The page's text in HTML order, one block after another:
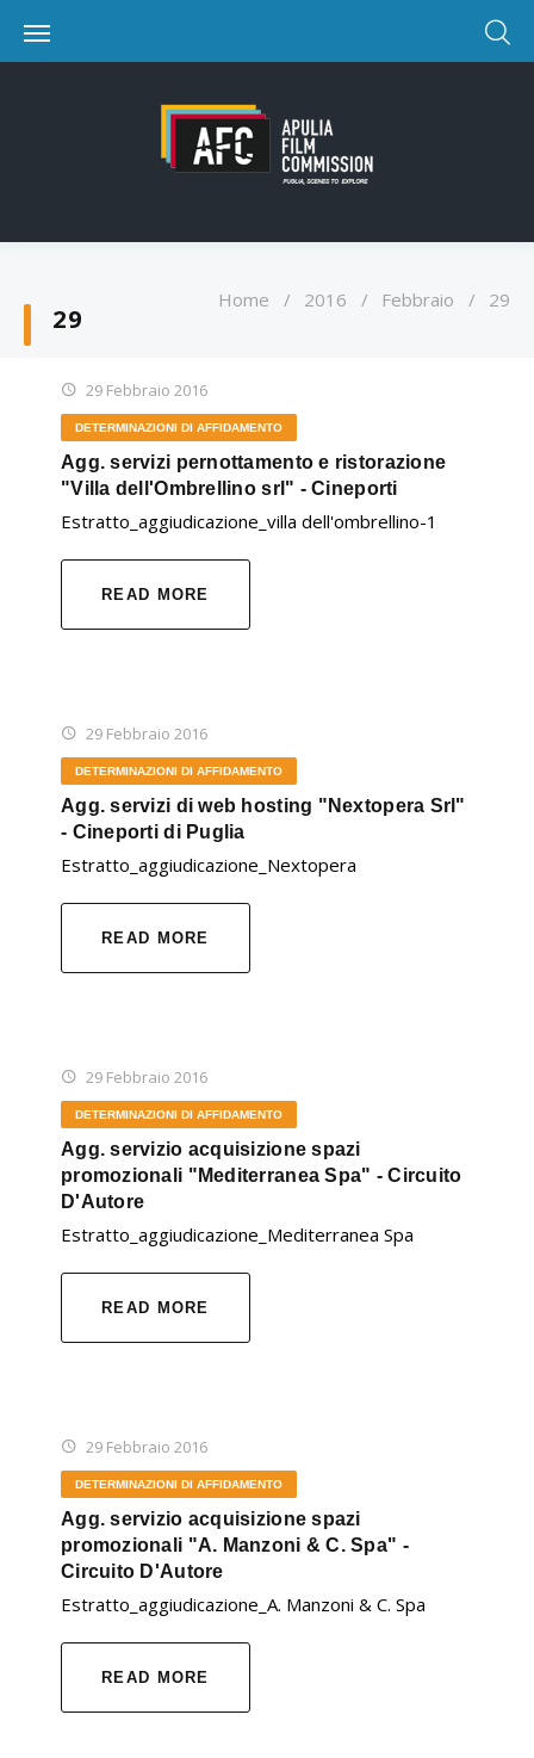
29
Home / 2016 / Febbraio / 29
29 Febbraio 2016
DETERMINAZIONI DI AFFIDAMENTO
Agg. servizi pernottamento e ristorazione
"Villa dell'Ombrellino srl" - Cineporti
Estratto_aggiudicazione_villa dell'ombrellino-1
READ MORE
29 Febbraio 2016
DETERMINAZIONI DI AFFIDAMENTO
Agg. servizi di web hosting "Nextopera Srl"
- Cineporti di Puglia
Estratto_aggiudicazione_Nextopera
READ MORE
29 Febbraio 2016
DETERMINAZIONI DI AFFIDAMENTO
Agg. servizio acquisizione spazi
promozionali "Mediterranea Spa" - Circuito
D'Autore
Estratto_aggiudicazione_Mediterranea Spa
READ MORE
29 Febbraio 2016
DETERMINAZIONI DI AFFIDAMENTO
Agg. servizio acquisizione spazi
promozionali "A. Manzoni & C. Spa" -
Circuito D'Autore
Estratto_aggiudicazione_A. Manzoni & C. Spa
READ MORE